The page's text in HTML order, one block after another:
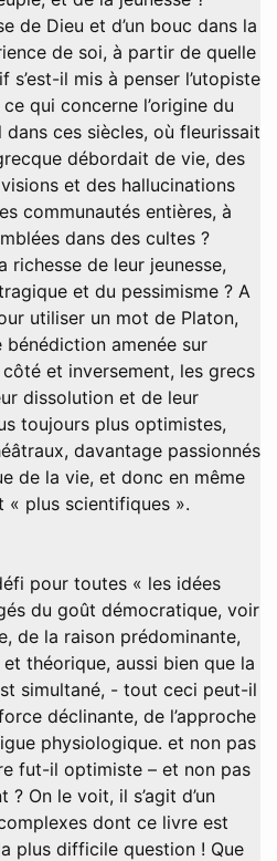
de Dieu et d’un bouc dans la
de soi, à partir de quelle
s’est-il mis à penser l’utopiste
qui concerne l’origine du
ces siècles, où fleurissait
débordait de vie, des
et des hallucinations
communautés entières, à
dans des cultes ?
richesse de leur jeunesse,
et du pessimisme ? A
utiliser un mot de Platon,
amenée sur
côté et inversement, les grecs
dissolution et de leur
toujours plus optimistes,
davantage passionnés
de la vie, et donc en même
« plus scientifiques ».
pour toutes « les idées
du goût démocratique, voir
de la raison prédominante,
théorique, aussi bien que la
simultané, - tout ceci peut-il
déclinante, de l’approche
physiologique. et non pas
fut-il optimiste – et non pas
On le voit, il s’agit d’un
dont ce livre est
plus difficile question ! Que